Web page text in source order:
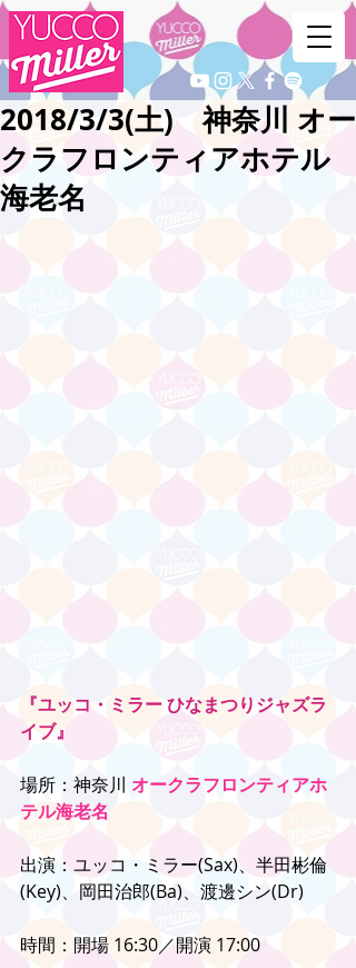
2018/3/3(土) 神奈川 オー
クラフロンティアホテル
海老名
『ユッコ・ミラー ひなまつりジャズラ
イブ』
場所：神奈川 オークラフロンティアホ
テル海老名
出演：ユッコ・ミラー(Sax)、半田彬倫
(Key)、岡田治郎(Ba)、渡邊シン(Dr)
時間：開場 16:30／開演 17:00